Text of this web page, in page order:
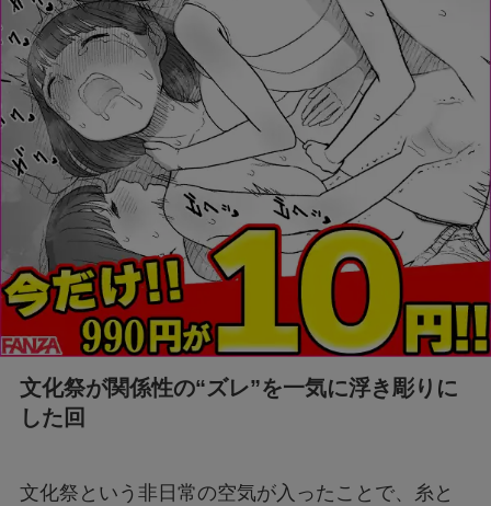
文化祭が関係性の“ズレ”を一気に浮き彫りに
した回
文化祭という非日常の空気が入ったことで、糸と